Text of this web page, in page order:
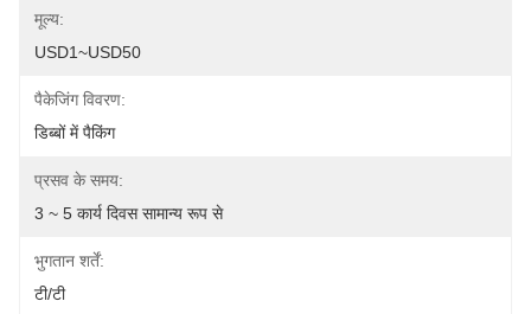
मूल्य:
USD1~USD50
पैकेजिंग विवरण:
डिब्बों में पैकिंग
प्रसव के समय:
3 ~ 5 कार्य दिवस सामान्य रूप से
भुगतान शर्तें:
टी/टी